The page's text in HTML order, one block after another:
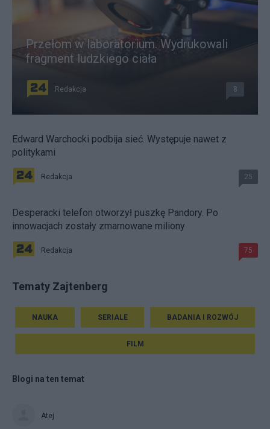
Przełom w laboratorium. Wydrukowali
fragment ludzkiego ciała
Redakcja 8
Edward Warchocki podbija sieć. Występuje nawet z
politykami
Redakcja 25
Desperacki telefon otworzył puszkę Pandory. Po
innowacjach zostały zmarnowane miliony
Redakcja 75
Tematy Zajtenberg
NAUKA SERIALE BADANIA I ROZWÓJ
FILM
Blogi na ten temat
Atej